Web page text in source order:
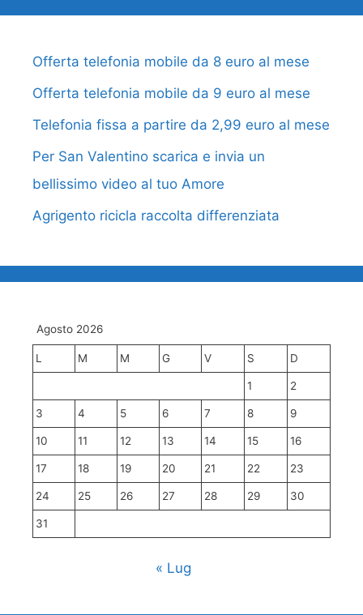
Offerta telefonia mobile da 8 euro al mese
Offerta telefonia mobile da 9 euro al mese
Telefonia fissa a partire da 2,99 euro al mese
Per San Valentino scarica e invia un
bellissimo video al tuo Amore
Agrigento ricicla raccolta differenziata
Agosto 2026
L M M G V S D
1 2
3 4 5 6 7 8 9
10 11 12 13 14 15 16
17 18 19 20 21 22 23
24 25 26 27 28 29 30
31
« Lug